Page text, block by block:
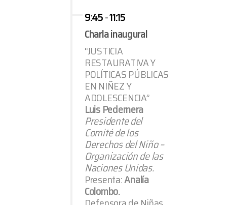
9:45-11:15
Charla inaugural
“JUSTICIA
RESTAURATIVA Y
POLÍTICAS PÚBLICAS
EN NIÑEZ Y
ADOLESCENCIA”
Luis Pedernera
Presidente del
Comité de los
Derechos del Niño –
Organización de las
Naciones Unidas.
Presenta:Analía
Colombo.